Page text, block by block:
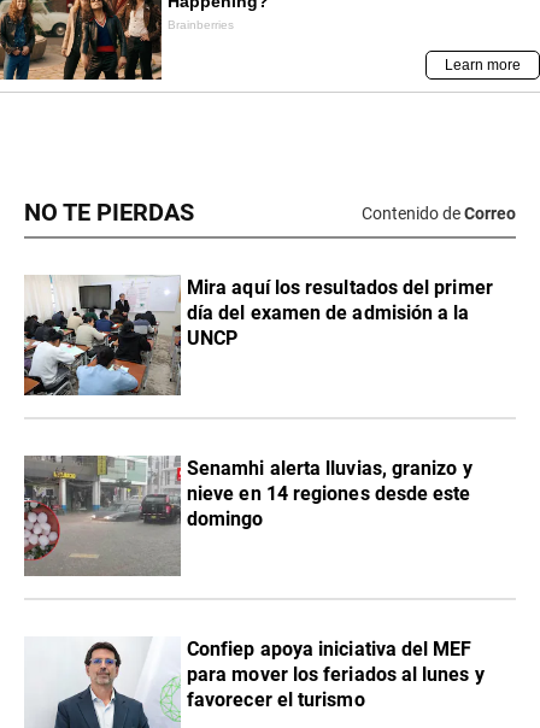
NO TE PIERDAS Contenido deCorreo
Mira aquí los resultados del primer
día del examen de admisión a la
UNCP
Senamhi alerta lluvias, granizo y
nieve en 14 regiones desde este
domingo
Confiep apoya iniciativa del MEF
para mover los feriados al lunes y
favorecer el turismo